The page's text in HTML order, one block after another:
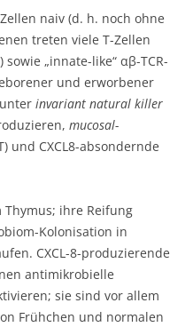
naiv (d. h. noch ohne
treten viele T-Zellen
sowie „innate-like“ αβ-TCR-
und erworbener
invariant natural killer
mucosal-
und CXCL8-absondernde
Thymus; ihre Reifung
Kolonisation in
CXCL-8-produzierende
antimikrobielle
sie sind vor allem
Frühchen und normalen